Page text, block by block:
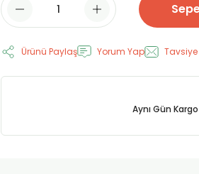
Ürünü Paylaş Yorum Yap Tavsiye
Aynı Gün Kargo